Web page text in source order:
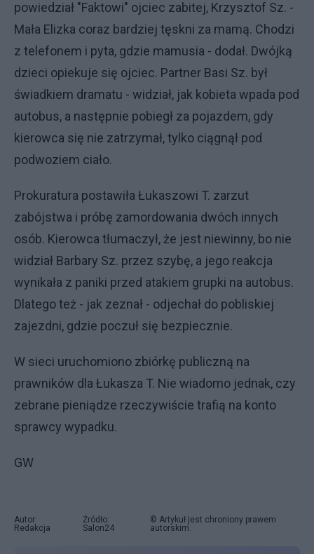
powiedział "Faktowi" ojciec zabitej, Krzysztof Sz. -
Mała Elizka coraz bardziej tęskni za mamą. Chodzi
z telefonem i pyta, gdzie mamusia - dodał. Dwójką
dzieci opiekuje się ojciec. Partner Basi Sz. był
świadkiem dramatu - widział, jak kobieta wpada pod
autobus, a następnie pobiegł za pojazdem, gdy
kierowca się nie zatrzymał, tylko ciągnął pod
podwoziem ciało.
Prokuratura postawiła Łukaszowi T. zarzut
zabójstwa i próbę zamordowania dwóch innych
osób. Kierowca tłumaczył, że jest niewinny, bo nie
widział Barbary Sz. przez szybę, a jego reakcja
wynikała z paniki przed atakiem grupki na autobus.
Dlatego też - jak zeznał - odjechał do pobliskiej
zajezdni, gdzie poczuł się bezpiecznie.
W sieci uruchomiono zbiórkę publiczną na
prawników dla Łukasza T. Nie wiadomo jednak, czy
zebrane pieniądze rzeczywiście trafią na konto
sprawcy wypadku.
GW
Autor:
Redakcja
Źródło:
Salon24
© Artykuł jest chroniony prawem
autorskim.